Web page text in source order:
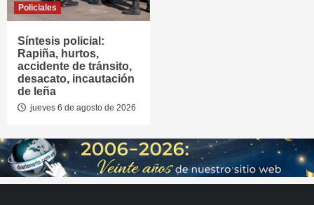
Policiales
Síntesis policial:
Rapiña, hurtos,
accidente de tránsito,
desacato, incautación
de leña
jueves 6 de agosto de 2026